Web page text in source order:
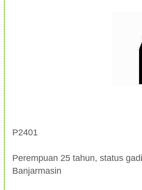
P2401
Perempuan 25 tahun, status
Banjarmasin